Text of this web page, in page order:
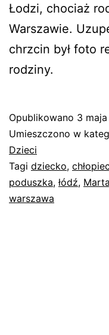
Łodzi, chociaż
Warszawie.
chrzcin był foto
rodziny.
Opublikowano 3
Umieszczono w
Dzieci
Tagi dziecko, chłopiec
poduszka, łódź,
warszawa